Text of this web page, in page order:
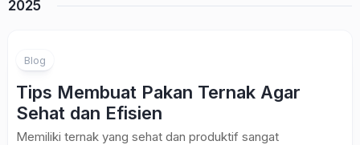
2025
Blog
Tips Membuat Pakan Ternak Agar
Sehat dan Efisien
Memiliki ternak yang sehat dan produktif sangat